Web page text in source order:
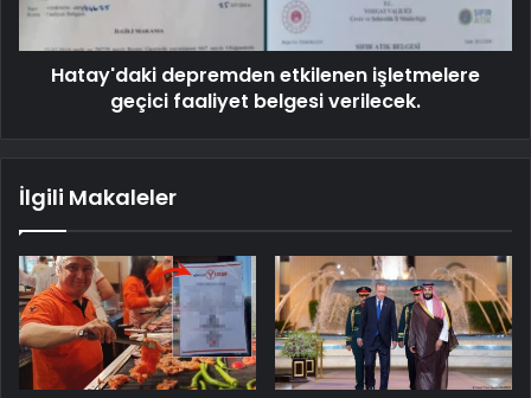
Hatay'daki depremden etkilenen işletmelere
geçici faaliyet belgesi verilecek.
İlgili Makaleler